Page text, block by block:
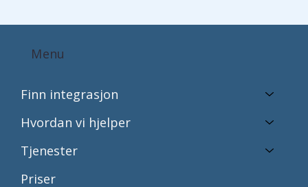
Menu
Finn integrasjon
Hvordan vi hjelper
Tjenester
Priser